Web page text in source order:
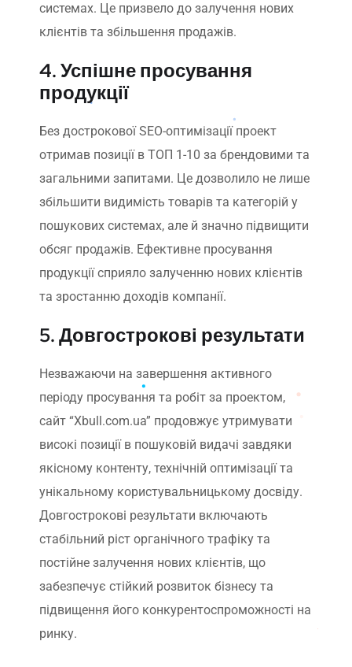
системах. Це призвело до залучення нових
клієнтів та збільшення продажів.
4. Успішне просування
продукції
Без дострокової SEO-оптимізації проект
отримав позиції в ТОП 1-10 за брендовими та
загальними запитами. Це дозволило не лише
збільшити видимість товарів та категорій у
пошукових системах, але й значно підвищити
обсяг продажів. Ефективне просування
продукції сприяло залученню нових клієнтів
та зростанню доходів компанії.
5. Довгострокові результати
Незважаючи на завершення активного
періоду просування та робіт за проектом,
сайт “Xbull.com.ua” продовжує утримувати
високі позиції в пошуковій видачі завдяки
якісному контенту, технічній оптимізації та
унікальному користувальницькому досвіду.
Довгострокові результати включають
стабільний ріст органічного трафіку та
постійне залучення нових клієнтів, що
забезпечує стійкий розвиток бізнесу та
підвищення його конкурентоспроможності на
ринку.